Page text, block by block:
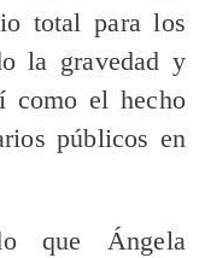
total para los
la gravedad y
como el hecho
públicos en
que Ángela